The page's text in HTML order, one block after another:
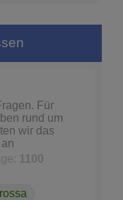
Für
rund um
wir das
an
1100